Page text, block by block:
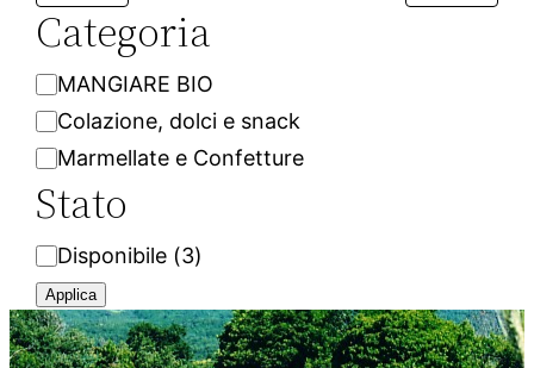
Categoria
C
a
t
g
o
r
i
a
MANGIARE BIO
Colazione, dolci e snack
Marmellate e Confetture
Stato
S
t
a
t
Disponibile (3)
Applica